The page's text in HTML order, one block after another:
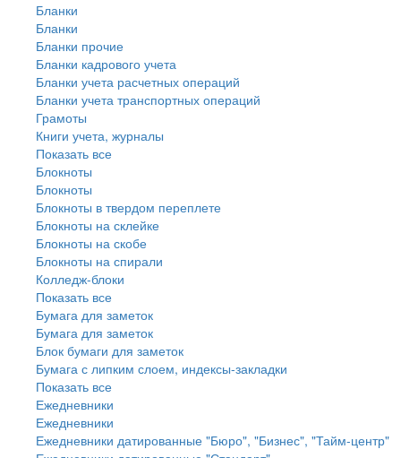
Бланки
Бланки
Бланки прочие
Бланки кадрового учета
Бланки учета расчетных операций
Бланки учета транспортных операций
Грамоты
Книги учета, журналы
Показать все
Блокноты
Блокноты
Блокноты в твердом переплете
Блокноты на склейке
Блокноты на скобе
Блокноты на спирали
Колледж-блоки
Показать все
Бумага для заметок
Бумага для заметок
Блок бумаги для заметок
Бумага с липким слоем, индексы-закладки
Показать все
Ежедневники
Ежедневники
Ежедневники датированные "Бюро", "Бизнес", "Тайм-центр"